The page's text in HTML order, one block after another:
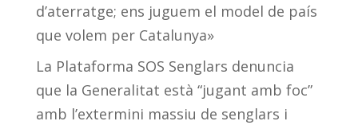
d’aterratge; ens juguem el model de país
que volem per Catalunya»
La Plataforma SOS Senglars denuncia
que la Generalitat està “jugant amb foc”
amb l’extermini massiu de senglars i